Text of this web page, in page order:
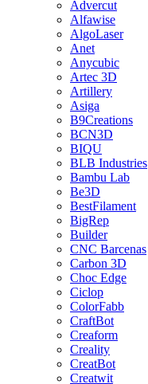
Advercut
Alfawise
AlgoLaser
Anet
Anycubic
Artec 3D
Artillery
Asiga
B9Creations
BCN3D
BIQU
BLB Industries
Bambu Lab
Be3D
BestFilament
BigRep
Builder
CNC Barcenas
Carbon 3D
Choc Edge
Ciclop
ColorFabb
CraftBot
Creaform
Creality
CreatBot
Creatwit